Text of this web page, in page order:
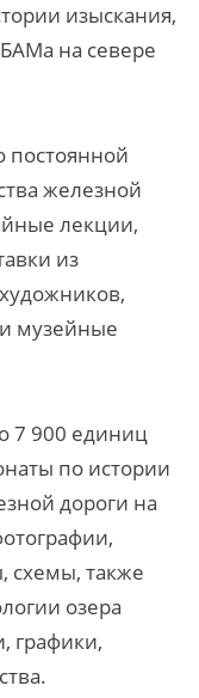
изыскания,
на севере
постоянной
железной
лекции,
из
и музейные
7 900 единиц
по истории
дороги на
схемы, также
озера
графики,